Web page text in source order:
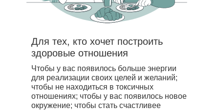
Для тех, кто хочет построить
здоровые отношения
Чтобы у вас появилось больше энергии
для реализации своих целей и желаний;
чтобы не находиться в токсичных
отношениях; чтобы у вас появилось новое
окружение; чтобы стать счастливее